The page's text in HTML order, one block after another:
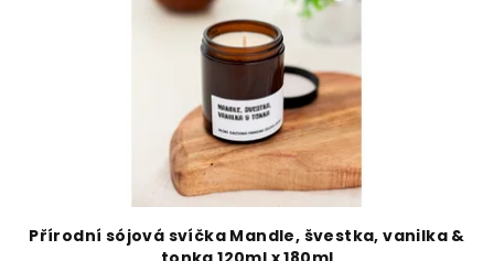
Přírodní sójová svíčka Mandle, švestka, vanilka &